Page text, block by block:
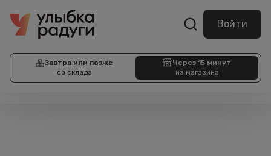
Войти
Завтра или позже
со склада
Через 15 минут
из магазина